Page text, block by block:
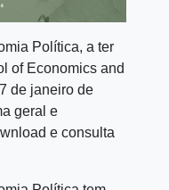
Política, a ter
of Economics and
de janeiro de
geral e
e consulta